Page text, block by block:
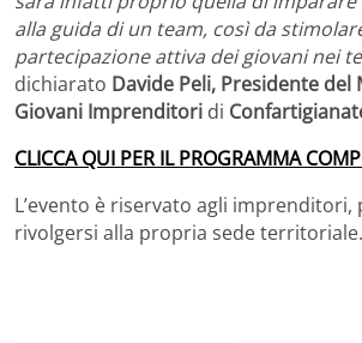
alla guida di un team, così da
partecipazione attiva dei giovani nei
dichiarato Davide Peli, Presidente del
Giovani Imprenditori di
CLICCA QUI PER IL PROGRAMMA
L’evento è riservato agli
rivolgersi alla propria sede territoriale.